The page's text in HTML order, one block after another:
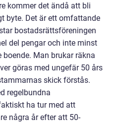
kommer det ändå att bli
byte. Det är ett omfattande
bostadsrättsföreningen
del pengar och inte minst
Man brukar räkna
göras med ungefär 50 års
skick förstås.
regelbundna
ha tur med att
några år efter att 50-